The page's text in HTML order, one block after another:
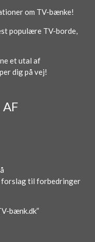
om TV-bænke!
populære TV-borde,
et utal af
dig på vej!
forslag til forbedringer
bænk.dk”